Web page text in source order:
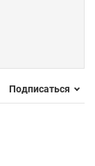
Подписаться